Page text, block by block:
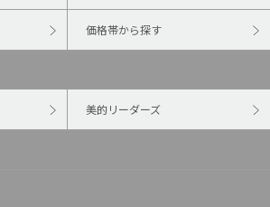
価格帯から探す
美的リーダーズ